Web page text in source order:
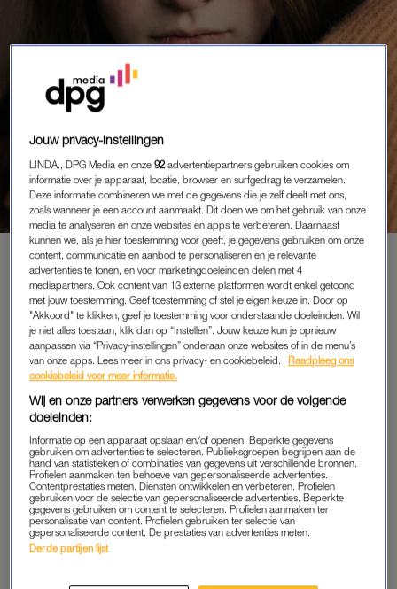
KIJKENENZO
TV, SERIES EN FILM
PREMIUM
LEES VERDER MET
PREMIUM
Krijg onbeperkt toegang tot alle
artikelen
Lees LINDA.magazine online
Geniet van te gekke winacties en
lekkere puzzels
Maandelijks opzegbaar
Jouw privacy-instellingen
LINDA., DPG Media en onze92 advertentiepartners gebruiken cookies om
informatie over je apparaat, locatie, browser en surfgedrag te verzamelen.
Deze informatie combineren we met de gegevens die je zelf deelt met ons,
zoals wanneer je een account aanmaakt. Dit doen we om het gebruik van onze
media te analyseren en onze websites en apps te verbeteren. Daarnaast
kunnen we, als je hier toestemming voor geeft, je gegevens gebruiken om onze
content, communicatie en aanbod te personaliseren en je relevante
advertenties te tonen, en voor marketingdoeleinden delen met 4
mediapartners. Ook content van 13 externe platformen wordt enkel getoond
met jouw toestemming. Geef toestemming of stel je eigen keuze in. Door op
"Akkoord" te klikken, geef je toestemming voor onderstaande doeleinden. Wil
je niet alles toestaan, klik dan op “Instellen”. Jouw keuze kun je opnieuw
aanpassen via “Privacy-instellingen” onderaan onze websites of in de menu’s
van onze apps. Lees meer in ons privacy- en cookiebeleid.
Raadpleeg ons
cookiebeleid voor meer informatie.
Wij en onze partners verwerken gegevens voor de volgende
doeleinden:
Informatie op een apparaat opslaan en/of openen. Beperkte gegevens
gebruiken om advertenties te selecteren. Publieksgroepen begrijpen aan de
hand van statistieken of combinaties van gegevens uit verschillende bronnen.
Profielen aanmaken ten behoeve van gepersonaliseerde advertenties.
Contentprestaties meten. Diensten ontwikkelen en verbeteren. Profielen
gebruiken voor de selectie van gepersonaliseerde advertenties. Beperkte
gegevens gebruiken om content te selecteren. Profielen aanmaken ter
personalisatie van content. Profielen gebruiken ter selectie van
gepersonaliseerde content. De prestaties van advertenties meten.
Derde partijen lijst